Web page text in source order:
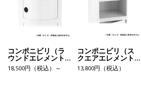
コンポニビリ（ラ
ウンドエレメント
L1）
18,500円（税込）～
コンポニビリ（ス
クエアエレメント
L）
13,800円（税込）